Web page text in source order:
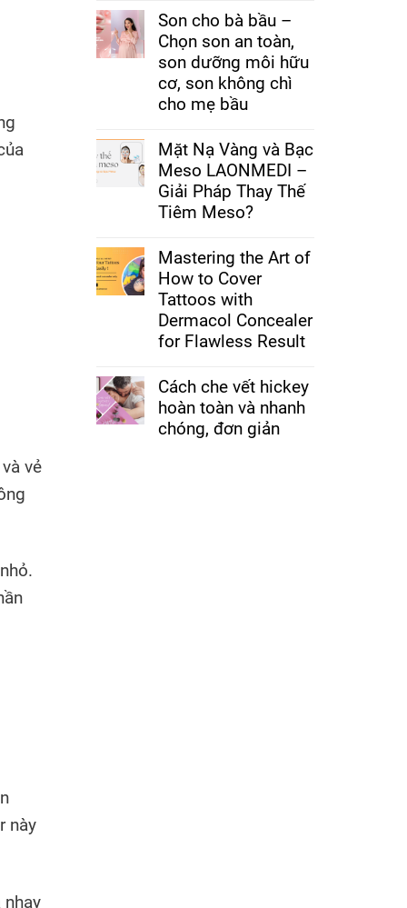
vẻ
này
Son cho bà bầu –
Chọn son an toàn,
son dưỡng môi hữu
cơ, son không chì
cho mẹ bầu
Mặt Nạ Vàng và Bạc
Meso LAONMEDI –
Giải Pháp Thay Thế
Tiêm Meso?
Mastering the Art of
How to Cover
Tattoos with
Dermacol Concealer
for Flawless Result
Cách che vết hickey
hoàn toàn và nhanh
chóng, đơn giản